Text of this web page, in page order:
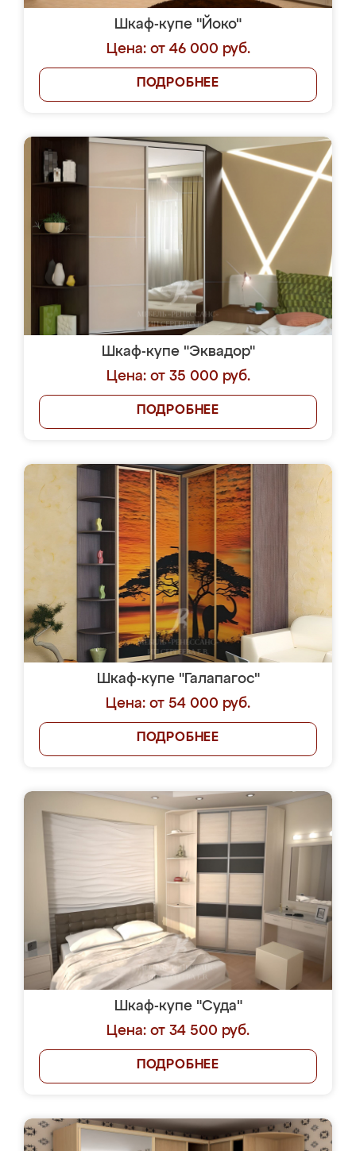
Шкаф-купе "Йоко"
Цена: от 46 000 руб.
ПОДРОБНЕЕ
Шкаф-купе "Эквадор"
Цена: от 35 000 руб.
ПОДРОБНЕЕ
Шкаф-купе "Галапагос"
Цена: от 54 000 руб.
ПОДРОБНЕЕ
Шкаф-купе "Суда"
Цена: от 34 500 руб.
ПОДРОБНЕЕ